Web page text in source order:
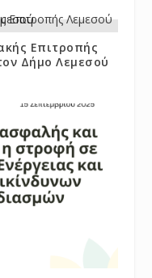
Επιτροπής
Δήμο Λεμεσού